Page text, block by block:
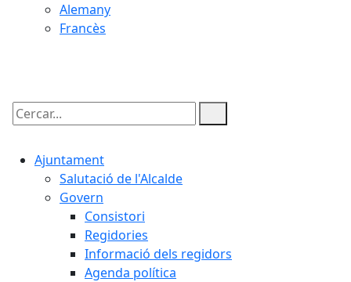
Alemany
Francès
Cercar:
Ajuntament
Salutació de l'Alcalde
Govern
Consistori
Regidories
Informació dels regidors
Agenda política